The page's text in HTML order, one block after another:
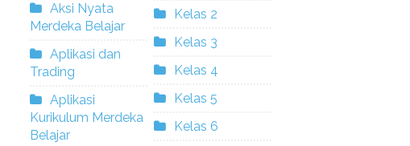
Aksi Nyata
Merdeka Belajar
Aplikasi dan
Trading
Aplikasi
Kurikulum Merdeka
Belajar
Kelas 2
Kelas 3
Kelas 4
Kelas 5
Kelas 6